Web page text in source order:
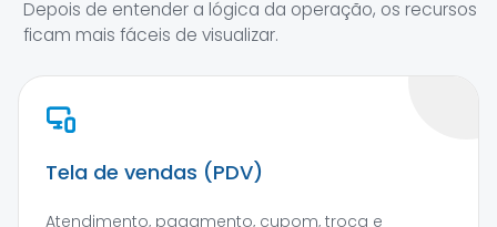
Depois de entender a lógica da operação, os recursos
ficam mais fáceis de visualizar.
Tela de vendas (PDV)
Atendimento, pagamento, cupom, troca e